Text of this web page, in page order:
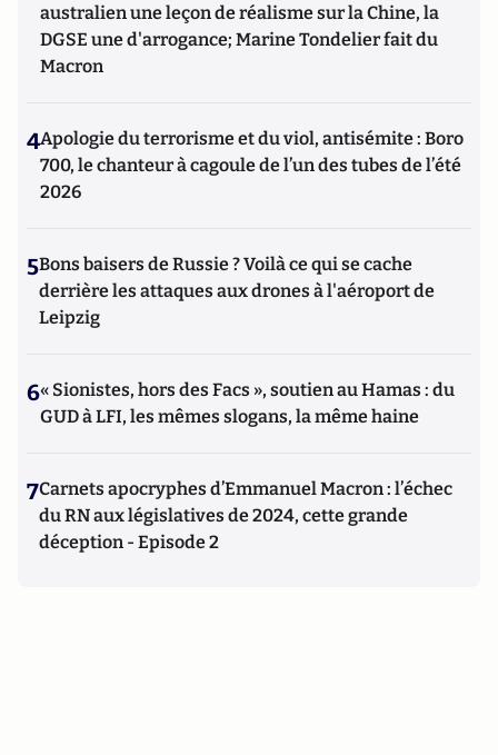
australien une leçon de réalisme sur la Chine, la
DGSE une d'arrogance; Marine Tondelier fait du
Macron
4Apologie du terrorisme et du viol, antisémite : Boro
700, le chanteur à cagoule de l’un des tubes de l’été
2026
5Bons baisers de Russie ? Voilà ce qui se cache
derrière les attaques aux drones à l'aéroport de
Leipzig
6« Sionistes, hors des Facs », soutien au Hamas : du
GUD à LFI, les mêmes slogans, la même haine
7Carnets apocryphes d’Emmanuel Macron : l’échec
du RN aux législatives de 2024, cette grande
déception - Episode 2